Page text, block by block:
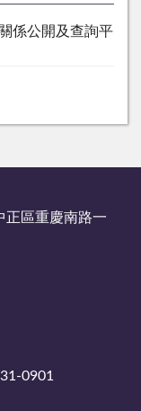
係公開及查詢平
正區重慶南路一
0901